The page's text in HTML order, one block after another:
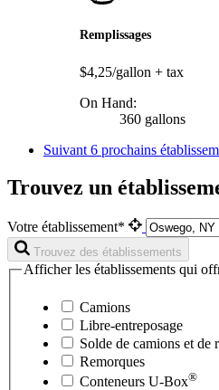
Remplissages
$4,25/gallon + tax
On Hand:
360 gallons
Suivant 6 prochains
Trouvez un
Votre établissement*
Trouvez des établissements
Afficher les établissements qui
Camions
Libre-entreposage
Solde de camions et de
Remorques
Conteneurs U-Box®